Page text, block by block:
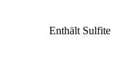
Enthält Sulfite